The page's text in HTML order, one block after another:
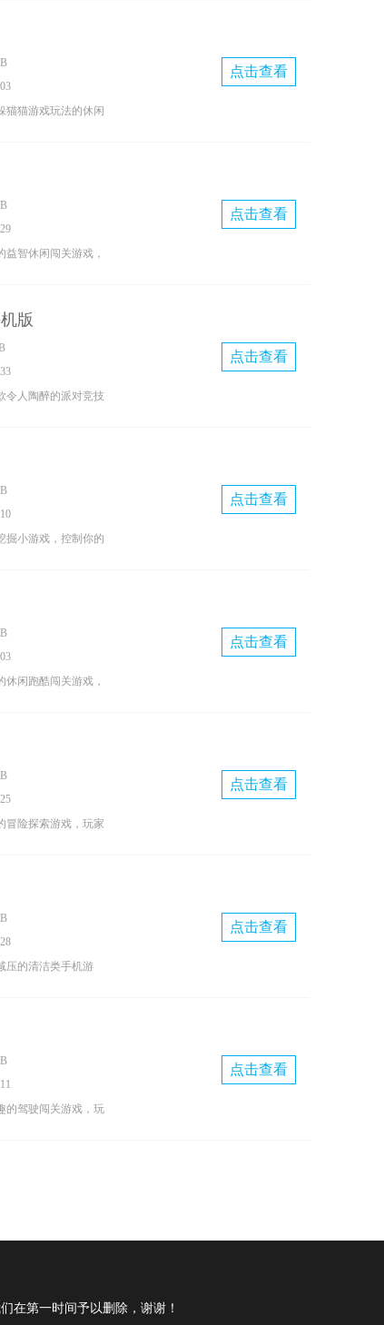
略发展更多的销售
猫猫游戏玩法的休闲
以选择不同的视角来
点击查看
智休闲闯关游戏，
闯关游戏的玩家们
了。
点击查看
版
令人陶醉的派对竞技
之星官服正版在9月
体验吧。
点击查看
掘小游戏，控制你的
配来完成你的挖掘
点击查看
休闲跑酷闯关游戏，
法简单，还考验玩家
试吧。
点击查看
冒险探索游戏，玩家
来下载吧，超多游
点击查看
压的清洁类手机游
戏充满着无限的魅
点击查看
的驾驶闯关游戏，玩
，感兴趣的小伙伴
点击查看
在第一时间予以删除，谢谢！